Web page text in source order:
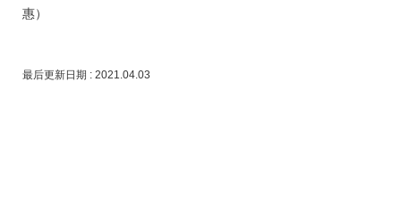
惠）
最后更新日期 : 2021.04.03